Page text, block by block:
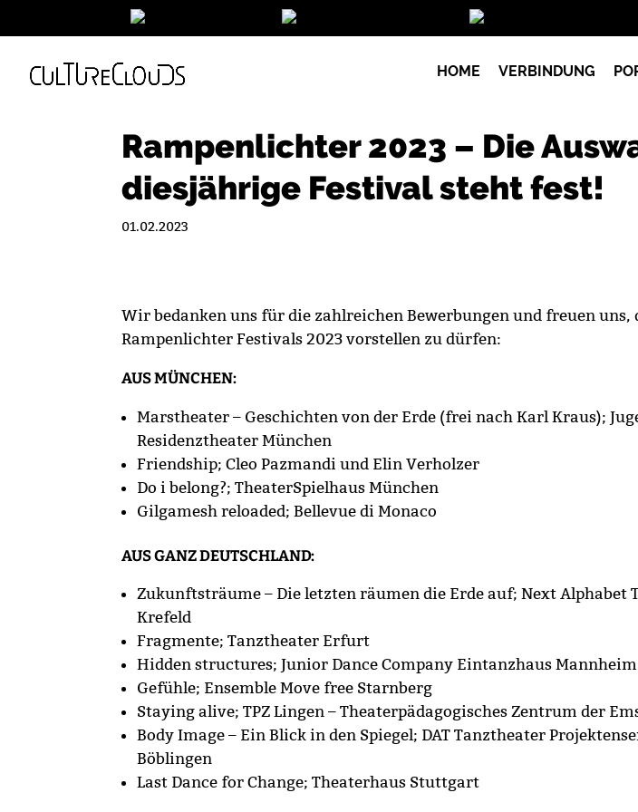
HOME VERBINDUNG
Rampenlichter 2023 – Die
diesjährige Festival steht fest!
01.02.2023
Wir bedanken uns für die zahlreichen Bewerbungen und freuen uns,
Rampenlichter Festivals 2023 vorstellen zu dürfen:
AUS MÜNCHEN:
Marstheater – Geschichten von der Erde (frei nach Karl Kraus);
Residenztheater München
Friendship; Cleo Pazmandi und Elin Verholzer
Do i belong?; TheaterSpielhaus München
Gilgamesh reloaded; Bellevue di Monaco
AUS GANZ DEUTSCHLAND:
Zukunftsträume – Die letzten räumen die Erde auf; Next Alphabet
Krefeld
Fragmente; Tanztheater Erfurt
Hidden structures; Junior Dance Company Eintanzhaus Mannheim
Gefühle; Ensemble Move free Starnberg
Staying alive; TPZ Lingen – Theaterpädagogisches Zentrum der
Body Image – Ein Blick in den Spiegel; DAT Tanztheater
Böblingen
Last Dance for Change; Theaterhaus Stuttgart